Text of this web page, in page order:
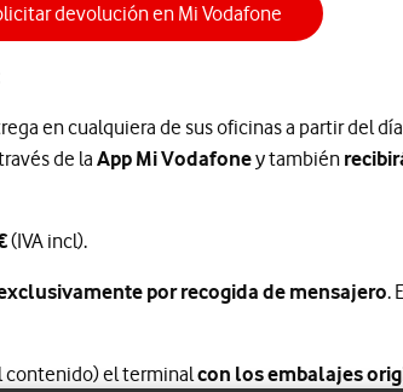
devolución en Mi Vodafone
en cualquiera de sus oficinas a partir del
de laApp Mi Vodafoney también
(IVA incl).
por recogida de mensajero.
contenido) el terminalcon los embalajes